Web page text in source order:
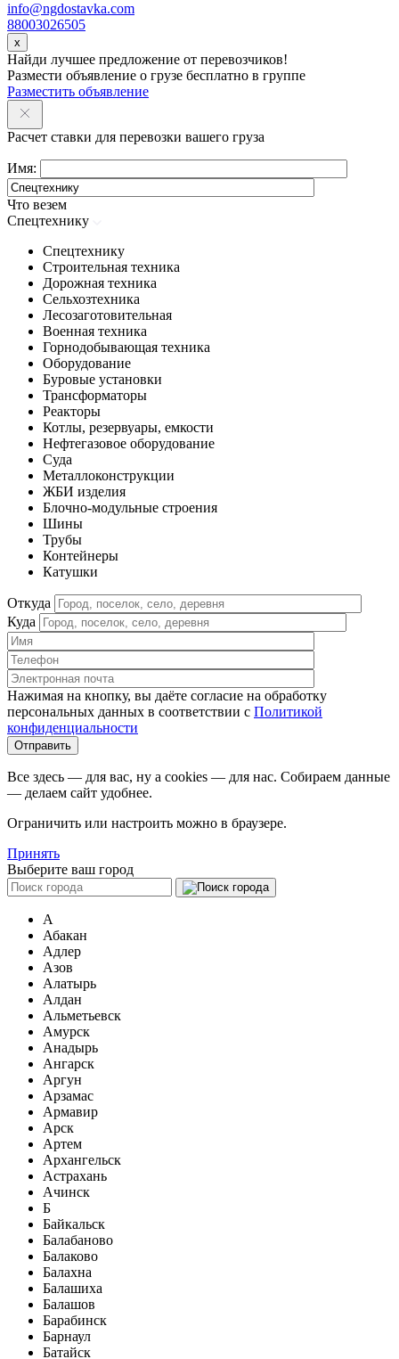
info@ngdostavka.com
88003026505
x
Найди лучшее предложение от перевозчиков!
Размести объявление о грузе бесплатно в группе
Разместить объявление
Расчет ставки для перевозки вашего груза
Имя:
Что везем
Спецтехнику
Спецтехнику
Строительная техника
Дорожная техника
Сельхозтехника
Лесозаготовительная
Военная техника
Горнодобывающая техника
Оборудование
Буровые установки
Трансформаторы
Реакторы
Котлы, резервуары, емкости
Нефтегазовое оборудование
Cуда
Металлоконструкции
ЖБИ изделия
Блочно-модульные строения
Шины
Трубы
Контейнеры
Катушки
Откуда
Куда
Нажимая на кнопку, вы даёте согласие на обработку
персональных данных в соответствии c Политикой
конфиденциальности
Все здесь — для вас, ну а cookies — для нас. Собираем данные
— делаем сайт удобнее.
Ограничить или настроить можно в браузере.
Принять
Выберите ваш город
А
Абакан
Адлер
Азов
Алатырь
Алдан
Альметьевск
Амурск
Анадырь
Ангарск
Аргун
Арзамас
Армавир
Арск
Артем
Архангельск
Астрахань
Ачинск
Б
Байкальск
Балабаново
Балаково
Балахна
Балашиха
Балашов
Барабинск
Барнаул
Батайск